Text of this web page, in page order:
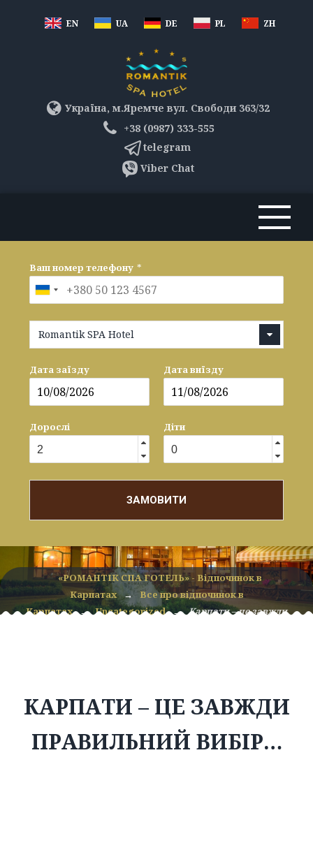
EN UA DE PL ZH
Україна, м.Яремче вул. Свободи 363/32
+38 (0987) 333-555
telegram
Viber Chat
Ваш номер телефону *
Romantik SPA Hotel
Дата заїзду Дата виїзду
Дорослі Діти
ЗАМОВИТИ
«РОМАНТІК СПА ГОТЕЛЬ» - Відпочинок в
Карпатах →
Все про відпочинок в
Карпатах → Uncategorized → Карпати – це завжди
КАРПАТИ – ЦЕ ЗАВЖДИ
ПРАВИЛЬНИЙ ВИБІР…